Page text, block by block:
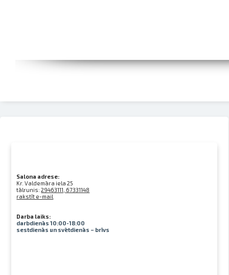
Salona adrese:
Kr. Valdemāra iela 25
tālrunis:29463111, 67331148
rakstīt e-mail
Darba laiks:
darbdienās 10:00-18:00
sestdienās un svētdienās – brīvs